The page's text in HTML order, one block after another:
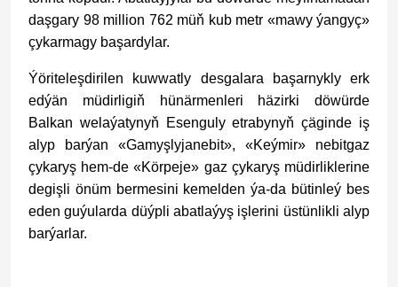
daşgary 98 million 762 müň kub metr «mawy ýangyç»
çykarmagy başardylar.
Ýöriteleşdirilen kuwwatly desgalara başarnykly erk
edýän müdirligiň hünärmenleri häzirki döwürde
Balkan welaýatynyň Esenguly etrabynyň çäginde iş
alyp barýan «Gamyşlyjanebit», «Keýmir» nebitgaz
çykaryş hem-de «Körpeje» gaz çykaryş müdirliklerine
degişli önüm bermesini kemelden ýa-da bütinleý bes
eden guýularda düýpli abatlaýyş işlerini üstünlikli alyp
barýarlar.